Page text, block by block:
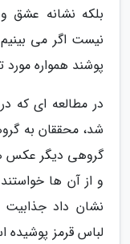
بلکه نشانه
نیست اگر می
پوشند همواره مورد
شد، محققان به
گروهی دیگر عکس
و از آن ها خواستند
نشان داد جذابیت
لباس قرمز